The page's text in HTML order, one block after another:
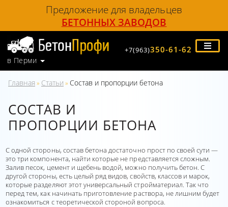
Предложение для владельцев
БЕТОННЫХ ЗАВОДОВ
в Перми
+7(963)350-61-62
Главная » Статьи » Состав и пропорции бетона
СОСТАВ И
ПРОПОРЦИИ БЕТОНА
С одной стороны, состав бетона достаточно прост по своей сути —
это три компонента, найти которые не представляется сложным.
Залив песок, цемент и щебень водой, можно получить бетон. С
другой стороны, есть целый ряд видов, свойств, классов и марок,
которые разделяют этот универсальный стройматериал. Так что
перед тем, как начинать приготовление раствора, не лишним будет
ознакомиться с теоретической стороной вопроса.